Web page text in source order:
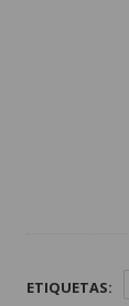
ETIQUETAS: